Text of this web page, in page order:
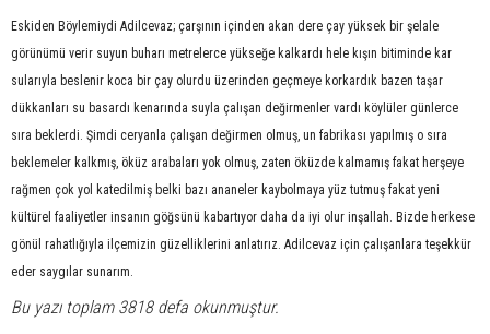
Eskiden Böylemiydi Adilcevaz; çarşının içinden akan dere çay yüksek bir şelale
görünümü verir suyun buharı metrelerce yükseğe kalkardı hele kışın bitiminde kar
sularıyla beslenir koca bir çay olurdu üzerinden geçmeye korkardık bazen taşar
dükkanları su basardı kenarında suyla çalışan değirmenler vardı köylüler günlerce
sıra beklerdi. Şimdi ceryanla çalışan değirmen olmuş, un fabrikası yapılmış o sıra
beklemeler kalkmış, öküz arabaları yok olmuş, zaten öküzde kalmamış fakat herşeye
rağmen çok yol katedilmiş belki bazı ananeler kaybolmaya yüz tutmuş fakat yeni
kültürel faaliyetler insanın göğsünü kabartıyor daha da iyi olur inşallah. Bizde herkese
gönül rahatlığıyla ilçemizin güzelliklerini anlatırız. Adilcevaz için çalışanlara teşekkür
eder saygılar sunarım.
Bu yazı toplam 3818 defa okunmuştur.